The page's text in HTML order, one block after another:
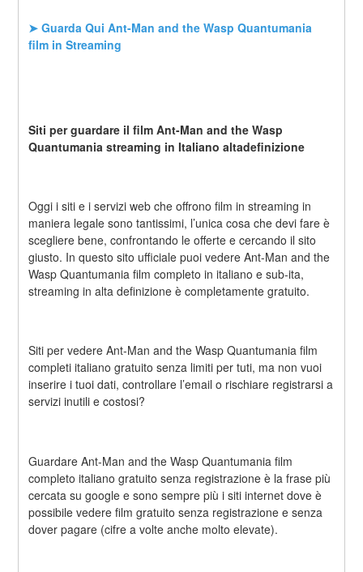
➤ Guarda Qui Ant-Man and the Wasp Quantumania
film in Streaming
Siti per guardare il film Ant-Man and the Wasp
Quantumania streaming in Italiano altadefinizione
Oggi i siti e i servizi web che offrono film in streaming in
maniera legale sono tantissimi, l’unica cosa che devi fare è
scegliere bene, confrontando le offerte e cercando il sito
giusto. In questo sito ufficiale puoi vedere Ant-Man and the
Wasp Quantumania film completo in italiano e sub-ita,
streaming in alta definizione è completamente gratuito.
Siti per vedere Ant-Man and the Wasp Quantumania film
completi italiano gratuito senza limiti per tuti, ma non vuoi
inserire i tuoi dati, controllare l’email o rischiare registrarsi a
servizi inutili e costosi?
Guardare Ant-Man and the Wasp Quantumania film
completo italiano gratuito senza registrazione è la frase più
cercata su google e sono sempre più i siti internet dove è
possibile vedere film gratuito senza registrazione e senza
dover pagare (cifre a volte anche molto elevate).